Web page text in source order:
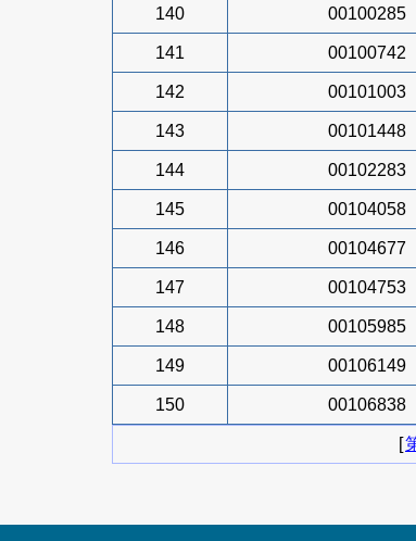
140 00100285
141 00100742
142 00101003
143 00101448
144 00102283
145 00104058
146 00104677
147 00104753
148 00105985
149 00106149
150 00106838
[